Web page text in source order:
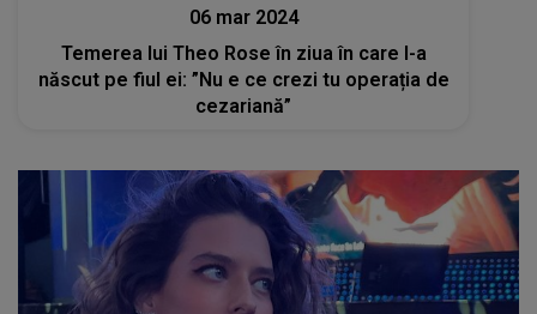
06 mar 2024
Temerea lui Theo Rose în ziua în care l-a
născut pe fiul ei: ”Nu e ce crezi tu operația de
cezariană”